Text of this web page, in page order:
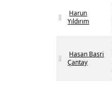
Harun
Yıldırım
Hasan Basri
Çantay